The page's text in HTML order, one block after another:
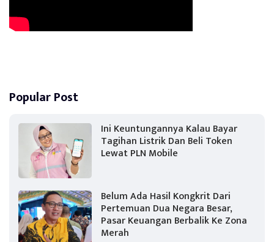
Popular Post
Ini Keuntungannya Kalau Bayar
Tagihan Listrik Dan Beli Token
Lewat PLN Mobile
Belum Ada Hasil Kongkrit Dari
Pertemuan Dua Negara Besar,
Pasar Keuangan Berbalik Ke Zona
Merah